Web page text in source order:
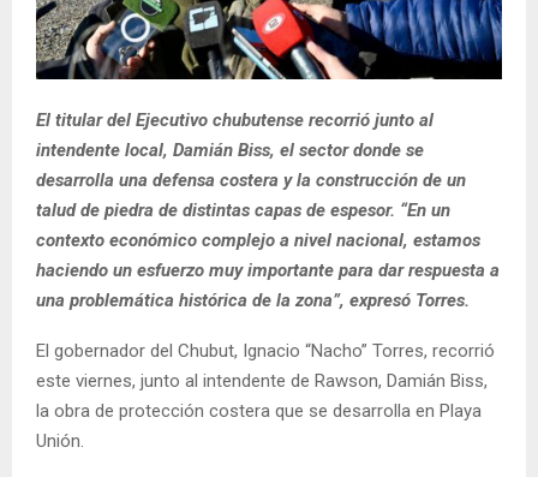
El titular del Ejecutivo chubutense recorrió junto al
intendente local, Damián Biss, el sector donde se
desarrolla una defensa costera y la construcción de un
talud de piedra de distintas capas de espesor. “En un
contexto económico complejo a nivel nacional, estamos
haciendo un esfuerzo muy importante para dar respuesta a
una problemática histórica de la zona”, expresó Torres.
El gobernador del Chubut, Ignacio “Nacho” Torres, recorrió
este viernes, junto al intendente de Rawson, Damián Biss,
la obra de protección costera que se desarrolla en Playa
Unión.